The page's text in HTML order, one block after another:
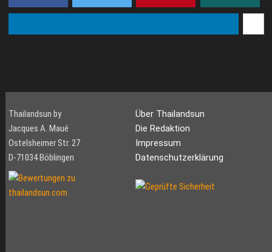
Thailandsun by
Jacques A. Maué
Ostelsheimer Str. 27
D-71034 Böblingen
Über Thailandsun
Die Redaktion
Impressum
Datenschutzerklärung